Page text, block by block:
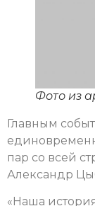
Фото из
Главным
пар со всей
Александр
«Наша